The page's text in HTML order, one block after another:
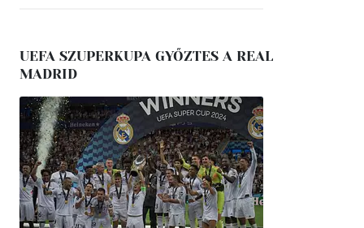
UEFA SZUPERKUPA GYŐZTES A REAL
MADRID